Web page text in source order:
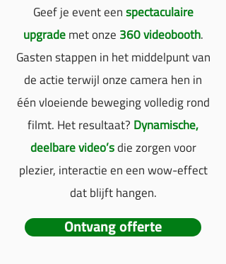
Geef je event eenspectaculaire
upgrademet onze360 videobooth.
Gasten stappen in het middelpunt van
de actie terwijl onze camera hen in
één vloeiende beweging volledig rond
filmt. Het resultaat?Dynamische,
deelbare video’sdie zorgen voor
plezier, interactie en een wow-effect
dat blijft hangen.
Ontvang offerte